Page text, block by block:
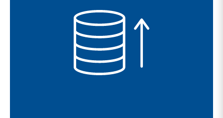
Wir zahlen wettbewerbsfähige Gehälter sowie
aufgabenorientierte Zulagen und unterstützen Sie im
Rahmen einer betrieblichen Altersvorsorge.